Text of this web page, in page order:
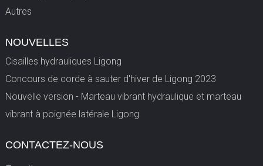
Autres
NOUVELLES
Cisailles hydrauliques Ligong
Concours de corde à sauter d'hiver de Ligong 2023
Nouvelle version - Marteau vibrant hydraulique et marteau
vibrant à poignée latérale Ligong
CONTACTEZ-NOUS